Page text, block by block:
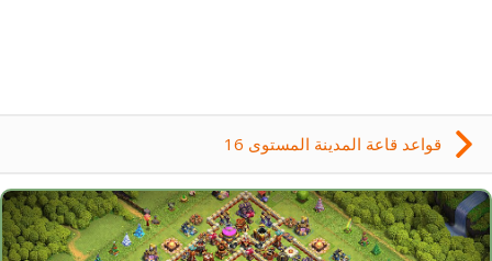
قواعد قاعة المدينة المستوى 16